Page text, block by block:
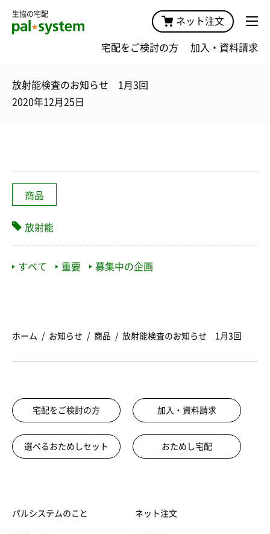
生協の宅配
ネット注文
宅配をご検討の方 加入・資料請求
放射能検査のお知らせ 1月3回
2020年12月25日
商品
放射能
すべて 重要 募集中の企画
ホーム お知らせ 商品 放射能検査のお知らせ 1月3回
宅配をご検討の方 加入・資料請求
選べるおためしセット おためし宅配
パルシステムのこと ネット注文